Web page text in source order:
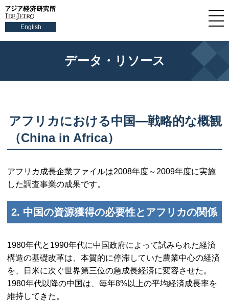
English
データ・リソース
アフリカにおける中国—戦略的な概観
（China in Africa）
アフリカ成長企業ファイルは2008年度～2009年度に実施
した調査事業の成果です。
2. 中国の資源獲得の必要性とアフリカの関係
1980年代と1990年代に中国政府によって試みられた経済
構造の基礎改革は、本質的に停滞していた農業中心の経済
を、日米に次ぐ世界第三位の急成長経済に変容させた。
1980年代以降の中国は、毎年8%以上の平均経済成長率を
維持してきた。